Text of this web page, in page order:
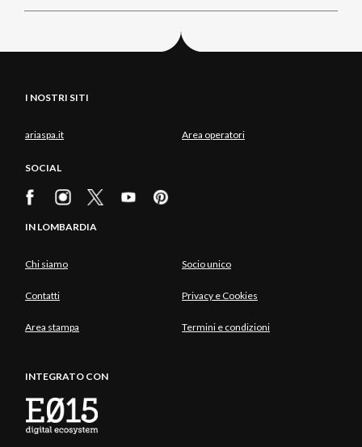
I NOSTRI SITI
ariaspa.it Area operatori
SOCIAL
IN LOMBARDIA
Chi siamo Socio unico
Contatti Privacy e Cookies
Area stampa Termini e condizioni
INTEGRATO CON